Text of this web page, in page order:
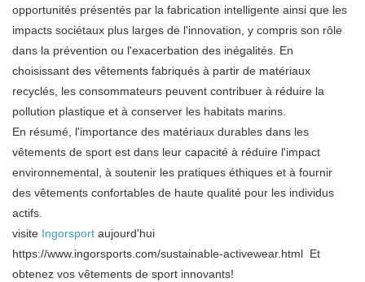
opportunités présentés par la fabrication intelligente ainsi que les
impacts sociétaux plus larges de l'innovation, y compris son rôle
dans la prévention ou l'exacerbation des inégalités. En
choisissant des vêtements fabriqués à partir de matériaux
recyclés, les consommateurs peuvent contribuer à réduire la
pollution plastique et à conserver les habitats marins.
En résumé, l'importance des matériaux durables dans les
vêtements de sport est dans leur capacité à réduire l'impact
environnemental, à soutenir les pratiques éthiques et à fournir
des vêtements confortables de haute qualité pour les individus
actifs.
visite Ingorsport aujourd'hui
https://www.ingorsports.com/sustainable-activewear.html Et
obtenez vos vêtements de sport innovants!